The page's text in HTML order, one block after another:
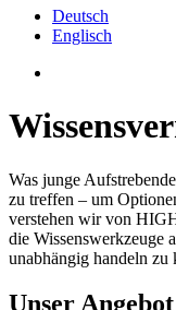
Deutsch
Englisch
Was junge
zu treffen – um
verstehen wir von
die Wissenswerkzeuge
unabhängig handeln zu
Unser Angebot